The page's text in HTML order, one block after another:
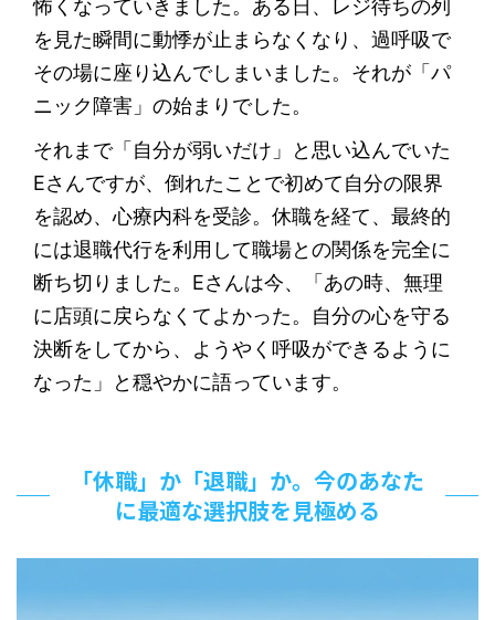
怖くなっていきました。ある日、レジ待ちの列
を見た瞬間に動悸が止まらなくなり、過呼吸で
その場に座り込んでしまいました。それが「パ
ニック障害」の始まりでした。
それまで「自分が弱いだけ」と思い込んでいた
Eさんですが、倒れたことで初めて自分の限界
を認め、心療内科を受診。休職を経て、最終的
には退職代行を利用して職場との関係を完全に
断ち切りました。Eさんは今、「あの時、無理
に店頭に戻らなくてよかった。自分の心を守る
決断をしてから、ようやく呼吸ができるように
なった」と穏やかに語っています。
「休職」か「退職」か。今のあなた
に最適な選択肢を見極める